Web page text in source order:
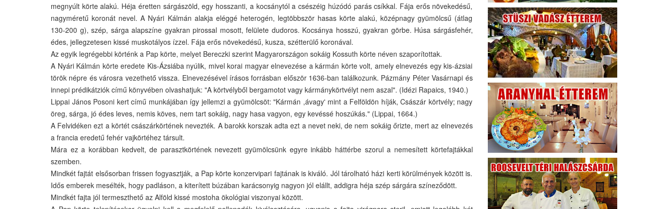
megnyúlt körte alakú. Héja éretten sárgászöld, egy hosszanti, a kocsánytól a csészéig húzódó parás csíkkal. Fája erős növekedésű,
nagyméretű koronát nevel. A Nyári Kálmán alakja eléggé heterogén, legtöbbször hasas körte alakú, középnagy gyümölcsű (átlag
130-200 g), szép, sárga alapszíne gyakran pirossal mosott, felülete dudoros. Kocsánya hosszú, gyakran görbe. Húsa sárgásfehér,
édes, jellegzetesen kissé muskotályos ízzel. Fája erős növekedésű, kusza, szétterülő koronával.
Az egyik legrégebbi körténk a Pap körte, melyet Bereczki szerint Magyarországon sokáig Kossuth körte néven szaporítottak.
A Nyári Kálmán körte eredete Kis-Ázsiába nyúlik, mivel korai magyar elnevezése a kármán körte volt, amely elnevezés egy kis-ázsiai
török népre és városra vezethető vissza. Elnevezésével írásos forrásban először 1636-ban találkozunk. Pázmány Péter Vasárnapi és
innepi prédikátziók című könyvében olvashatjuk: "A körtvélyből bergamotot vagy kármánykörtvélyt nem aszal". (Idézi Rapaics, 1940.)
Lippai János Posoni kert című munkájában így jellemzi a gyümölcsöt: "Kármán ,ávagy' mint a Felföldön híják, Császár körtvély; nagy
öreg, sárga, jó édes leves, nemis köves, nem tart sokáig, nagy hasa vagyon, egy kevéssé hoszúkás." (Lippai, 1664.)
A Felvidéken ezt a körtét császárkörtének nevezték. A barokk korszak adta ezt a nevet neki, de nem sokáig őrizte, mert az elnevezés
a francia eredetű fehér vajkörtéhez társult.
Mára ez a korábban kedvelt, de parasztkörtének nevezett gyümölcsünk egyre inkább háttérbe szorul a nemesített körtefajtákkal
szemben.
Mindkét fajtát elsősorban frissen fogyasztják, a Pap körte konzervipari fajtának is kiváló. Jól tárolható házi kerti körülmények között is.
Idős emberek mesélték, hogy padláson, a kiterített búzában karácsonyig nagyon jól elállt, addigra héja szép sárgára színeződött.
Mindkét fajta jól termeszthető az Alföld kissé mostoha ökológiai viszonyai között.